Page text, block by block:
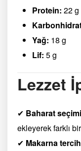
Protein: 22 g
Yağ: 18 g
Lif: 5 g
Lezzet
✔ Baharat seçimi
ekleyerek farklı
✔ Makarna